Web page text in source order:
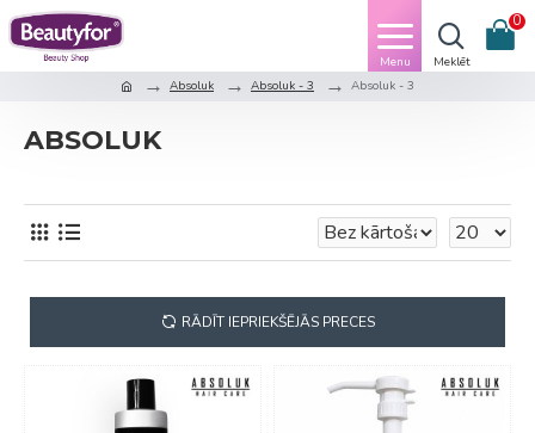
0
Absoluk Absoluk - 3 Absoluk - 3
ABSOLUK
RĀDĪT IEPRIEKŠĒJĀS PRECES